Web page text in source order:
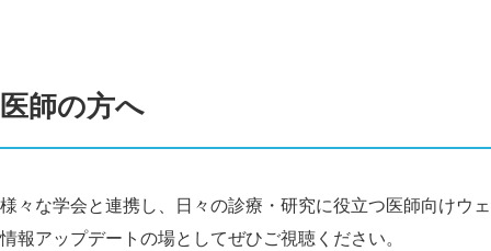
医師の方へ
様々な学会と連携し、日々の診療・研究に役立つ医師向けウ
情報アップデートの場としてぜひご視聴ください。